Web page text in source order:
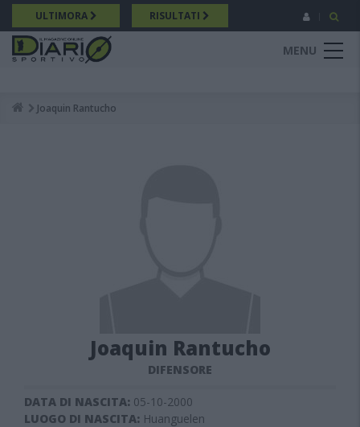
Salta
al
contenuto
principale
ULTIMORA RISULTATI
MENU
Breadcrumb
Joaquin Rantucho
Joaquin Rantucho
DIFENSORE
DATA DI NASCITA: 05-10-2000
LUOGO DI NASCITA: Huanguelen